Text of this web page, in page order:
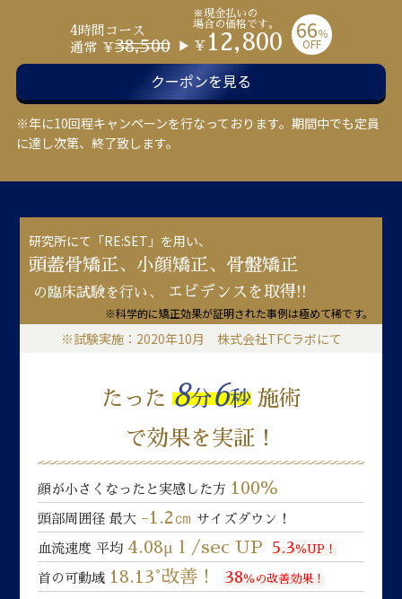
4時間コース
通常 ￥38,500
※現金払いの
場合の価格です。
￥ 12,800 66％
OFF
クーポンを見る
※年に10回程キャンペーンを行なっております。期間中でも定員
に達し次第、終了致します。
研究所にて「RE:SET」を用い、
頭蓋骨矯正、小顔矯正、骨盤矯正
の臨床試験を行い、 エビデンスを取得!!
※科学的に矯正効果が証明された事例は極めて稀です。
※試験実施：2020年10月 株式会社TFCラボにて
たった 8分6秒 施術
で効果を実証！
顔が小さくなったと実感した方 100％
頭部周囲径 最大 -1.2㎝ サイズダウン！
血流速度 平均 4.08μｌ/sec UP 5.3％UP！
首の可動域 18.13°改善！ 38％の改善効果！